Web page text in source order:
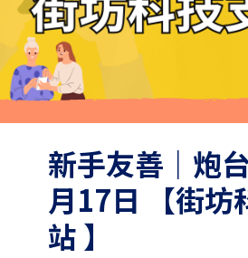
新手友善｜炮
月17日 【街坊
站 】